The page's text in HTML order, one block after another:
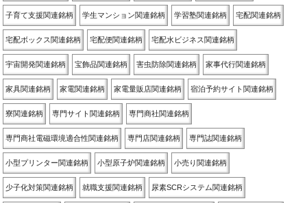
子育て支援関連銘柄 学生マンション関連銘柄 学習塾関連銘柄 宅配関連銘柄
宅配ボックス関連銘柄 宅配便関連銘柄 宅配水ビジネス関連銘柄
宇宙開発関連銘柄 宝飾品関連銘柄 害虫防除関連銘柄 家事代行関連銘柄
家具関連銘柄 家電関連銘柄 家電量販店関連銘柄 宿泊予約サイト関連銘柄
寮関連銘柄 専門サイト関連銘柄 専門商社関連銘柄
専門商社電磁環境適合性関連銘柄 専門店関連銘柄 専門誌関連銘柄
小型プリンター関連銘柄 小型原子炉関連銘柄 小売り関連銘柄
少子化対策関連銘柄 就職支援関連銘柄 尿素SCRシステム関連銘柄